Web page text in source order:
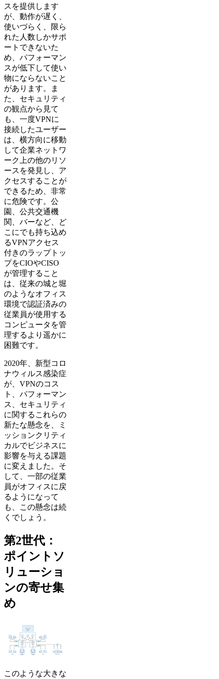
スを提供します
が、動作が遅く、
使いづらく、限ら
れた人数しかサポ
ートできないた
め、パフォーマン
スが低下して使い
物にならないこと
があります。ま
た、セキュリティ
の観点から見て
も、一度VPNに
接続したユーザー
は、横方向に移動
して企業ネットワ
ーク上の他のリソ
ースを発見し、ア
クセスすることが
できるため、非常
に危険です。公
園、公共交通機
関、バーなど、ど
こにでも持ち込め
るVPNアクセス
付きのラップトッ
プをCIOやCISO
が管理すること
は、従来の城と堀
のようなオフィス
環境で認証済みの
従業員が使用する
コンピュータを管
理するより遥かに
困難です。
2020年、新型コロ
ナウィルス感染症
が、VPNのコス
ト、パフォーマン
ス、セキュリティ
に関するこれらの
新たな懸念を、ミ
ッションクリティ
カルでビジネスに
影響を与える課題
に変えました。そ
して、一部の従業
員がオフィスに戻
るようになって
も、この懸念は続
くでしょう。
第2世代：
ポイントソ
リューショ
ンの寄せ集
め
このような大きな